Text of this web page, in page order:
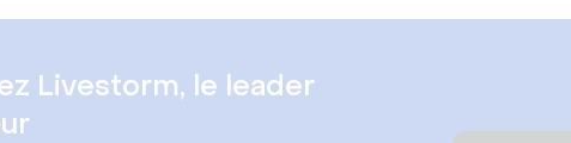
Livestorm, le leader